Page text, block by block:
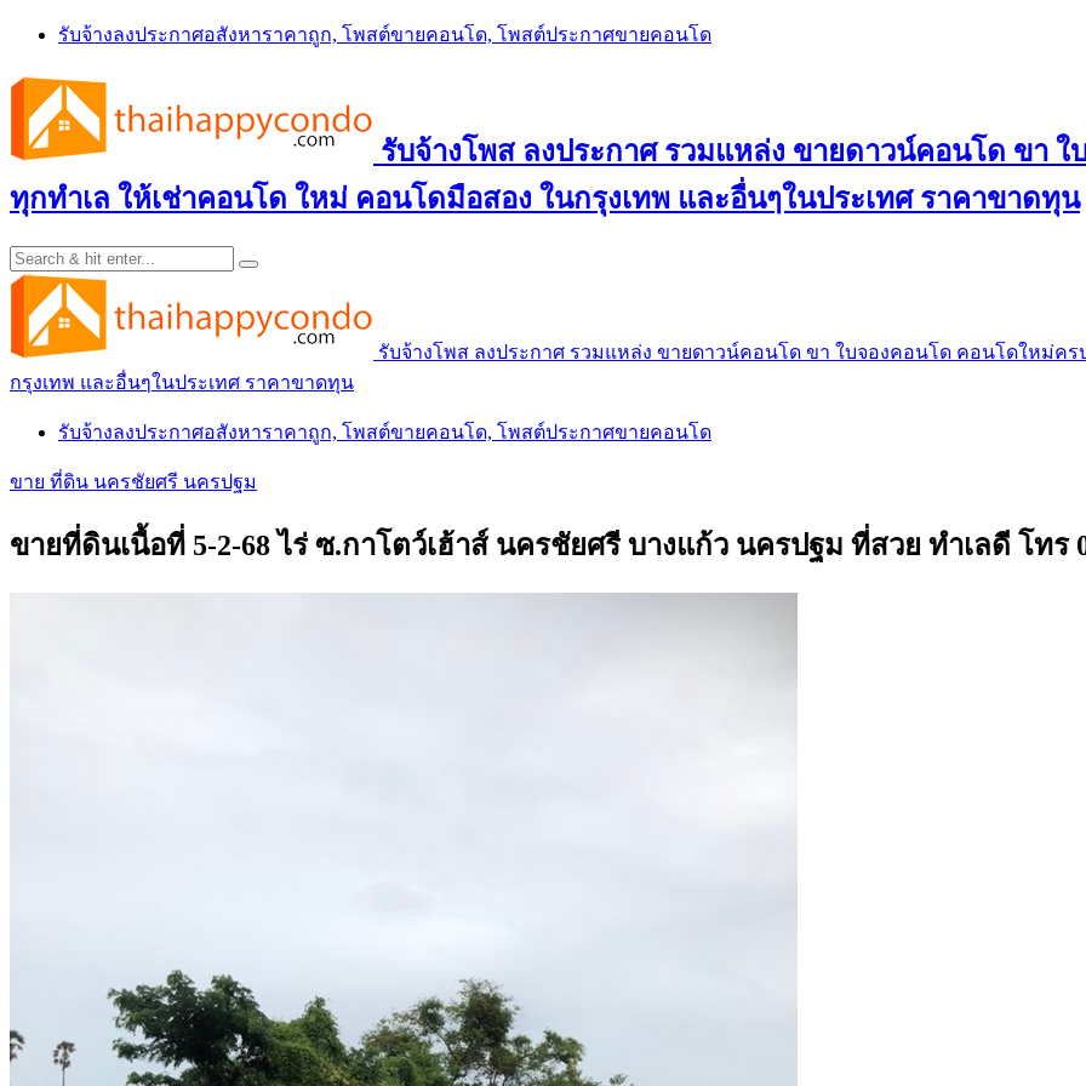
Skip
content
รับจ้างลงประกาศอสังหาราคาถูก, โพสต์ขายคอนโด, โพสต์ประกาศขายคอนโด
รับจ้างโพส ลงประกาศ รวมแหล่ง ขายดาวน์คอนโด ขา
ทุกทำเล ให้เช่าคอนโด ใหม่ คอนโดมือสอง ในกรุงเทพ และอื่นๆในประเทศ ราคาขาดทุน
รับจ้างโพส ลงประกาศ รวมแหล่ง ขายดาวน์คอนโด ขา ใบจองคอนโด คอนโดใหม่ค
กรุงเทพ และอื่นๆในประเทศ ราคาขาดทุน
รับจ้างลงประกาศอสังหาราคาถูก, โพสต์ขายคอนโด, โพสต์ประกาศขายคอนโด
ขาย ที่ดิน นครชัยศรี นครปฐม
ขายที่ดินเนื้อที่ 5-2-68 ไร่ ซ.กาโตว์เฮ้าส์ นครชัยศรี บางแก้ว นครปฐม ที่สวย ทำเลดี โทร